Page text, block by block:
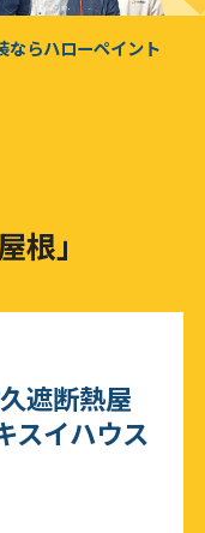
ならハローペイント
根」
遮断熱屋
スイハウス